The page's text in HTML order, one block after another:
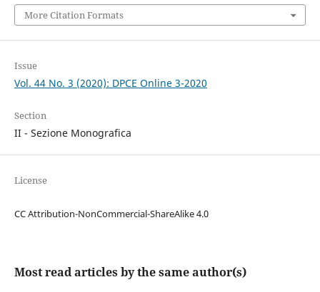
More Citation Formats
Issue
Vol. 44 No. 3 (2020): DPCE Online 3-2020
Section
II - Sezione Monografica
License
CC Attribution-NonCommercial-ShareAlike 4.0
Most read articles by the same author(s)